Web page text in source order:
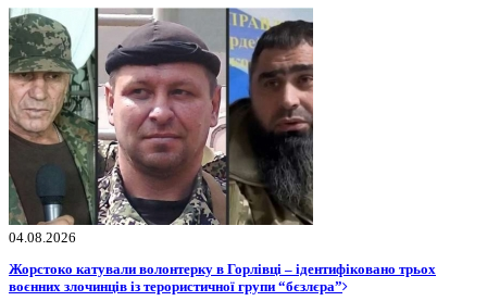
04.08.2026
Жорстоко катували волонтерку в Горлівці – ідентифіковано трьох
воєнних злочинців із терористичної групи “бєзлєра”